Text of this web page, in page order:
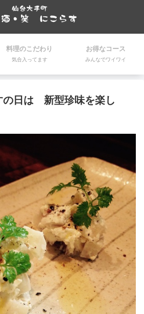
料理のこだわり
気合入ってます
お得なコース
みんなでワイワイ
の日は 新型珍味を楽し